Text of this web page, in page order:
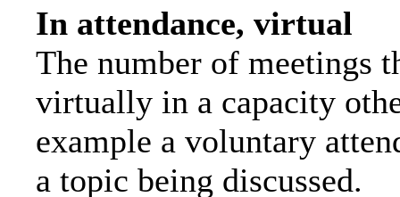
In attendance, virtual
The number of meetings
virtually in a capacity
example a voluntary
a topic being discussed.